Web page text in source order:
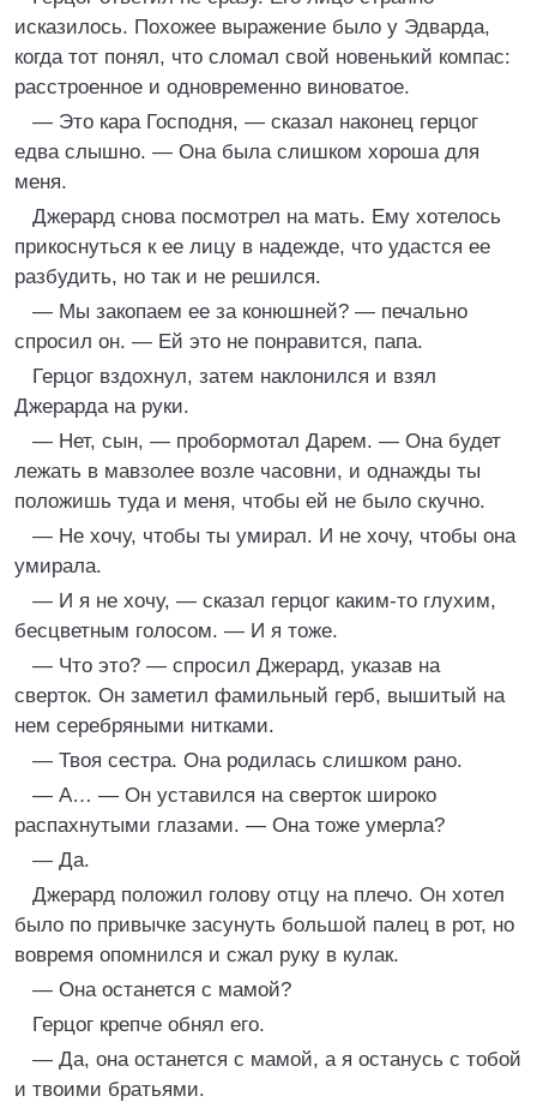
исказилось. Похожее выражение было у Эдварда,
когда тот понял, что сломал свой новенький компас:
расстроенное и одновременно виноватое.
— Это кара Господня, — сказал наконец герцог
едва слышно. — Она была слишком хороша для
меня.
Джерард снова посмотрел на мать. Ему хотелось
прикоснуться к ее лицу в надежде, что удастся ее
разбудить, но так и не решился.
— Мы закопаем ее за конюшней? — печально
спросил он. — Ей это не понравится, папа.
Герцог вздохнул, затем наклонился и взял
Джерарда на руки.
— Нет, сын, — пробормотал Дарем. — Она будет
лежать в мавзолее возле часовни, и однажды ты
положишь туда и меня, чтобы ей не было скучно.
— Не хочу, чтобы ты умирал. И не хочу, чтобы она
умирала.
— И я не хочу, — сказал герцог каким-то глухим,
бесцветным голосом. — И я тоже.
— Что это? — спросил Джерард, указав на
сверток. Он заметил фамильный герб, вышитый на
нем серебряными нитками.
— Твоя сестра. Она родилась слишком рано.
— А… — Он уставился на сверток широко
распахнутыми глазами. — Она тоже умерла?
— Да.
Джерард положил голову отцу на плечо. Он хотел
было по привычке засунуть большой палец в рот, но
вовремя опомнился и сжал руку в кулак.
— Она останется с мамой?
Герцог крепче обнял его.
— Да, она останется с мамой, а я останусь с тобой
и твоими братьями.